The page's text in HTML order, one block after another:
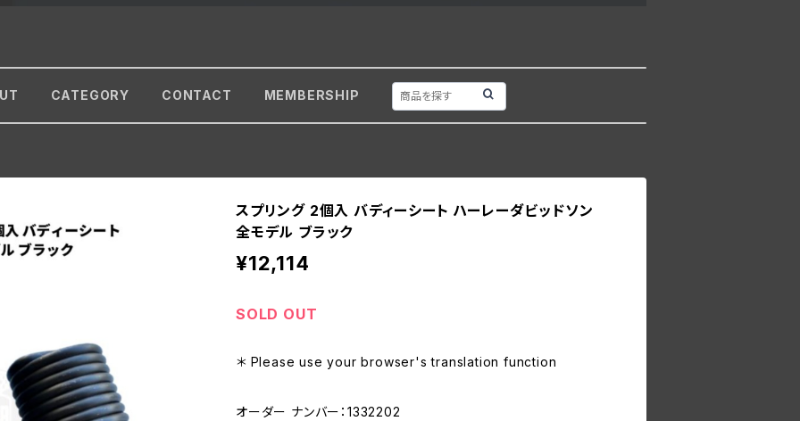
CATEGORY CONTACT MEMBERSHIP
スプリング 2個入 バディーシート ハーレーダビッドソン
全モデル ブラック
¥12,114
SOLD OUT
＊ Please use your browser's translation function
オーダー ナンバー：1332202